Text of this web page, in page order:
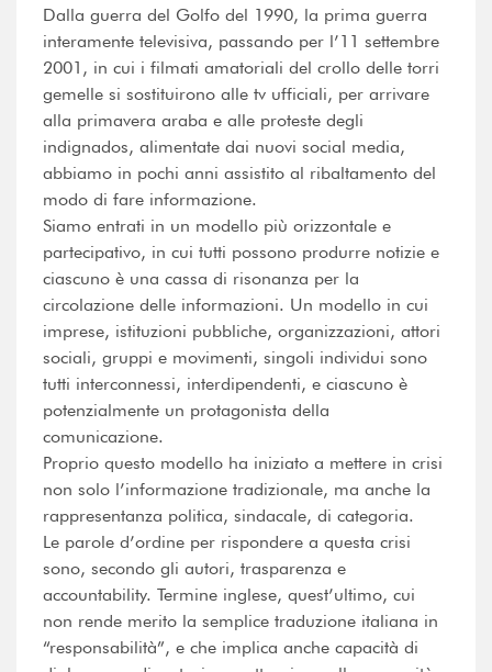
Dalla guerra del Golfo del 1990, la prima guerra
interamente televisiva, passando per l’11 settembre
2001, in cui i filmati amatoriali del crollo delle torri
gemelle si sostituirono alle tv ufficiali, per arrivare
alla primavera araba e alle proteste degli
indignados, alimentate dai nuovi social media,
abbiamo in pochi anni assistito al ribaltamento del
modo di fare informazione.
Siamo entrati in un modello più orizzontale e
partecipativo, in cui tutti possono produrre notizie e
ciascuno è una cassa di risonanza per la
circolazione delle informazioni. Un modello in cui
imprese, istituzioni pubbliche, organizzazioni, attori
sociali, gruppi e movimenti, singoli individui sono
tutti interconnessi, interdipendenti, e ciascuno è
potenzialmente un protagonista della
comunicazione.
Proprio questo modello ha iniziato a mettere in crisi
non solo l’informazione tradizionale, ma anche la
rappresentanza politica, sindacale, di categoria.
Le parole d’ordine per rispondere a questa crisi
sono, secondo gli autori, trasparenza e
accountability. Termine inglese, quest’ultimo, cui
non rende merito la semplice traduzione italiana in
“responsabilità”, e che implica anche capacità di